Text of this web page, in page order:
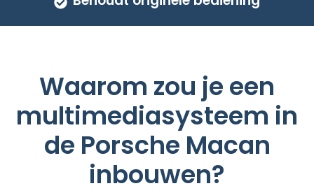
Waarom zou je een
multimediasysteem in
de Porsche Macan
inbouwen?